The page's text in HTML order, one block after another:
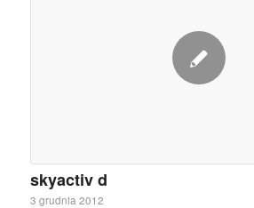
skyactiv d
3 grudnia 2012